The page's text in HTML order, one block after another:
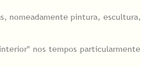
nomeadamente pintura, escultura,
nos tempos particularmente